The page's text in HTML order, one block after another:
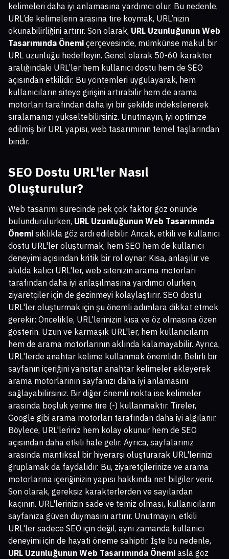
kelimeleri daha iyi anlamasına yardımcı olur. Bu nedenle,
URL’de kelimelerin arasına tire koymak, URL’nizin
okunabilirliğini artırır. Son olarak, URL Uzunluğunun Web
Tasarımında Önemi çerçevesinde, mümkünse makul bir
URL uzunluğu hedefleyin. Genel olarak 50-60 karakter
aralığındaki URL’ler hem kullanıcı dostu hem de SEO
açısından etkilidir. Bu yöntemleri uygulayarak, hem
kullanıcıların siteye girişini artırabilir hem de arama
motorları tarafından daha iyi bir şekilde indekslenerek
sıralamanızı yükseltebilirsiniz. Unutmayın, iyi optimize
edilmiş bir URL yapısı, web tasarımının temel taşlarından
biridir.
SEO Dostu URL'ler Nasıl
Oluşturulur?
Web tasarımı sürecinde pek çok faktör göz önünde
bulundurulurken, URL Uzunluğunun Web Tasarımında
Önemi sıklıkla göz ardı edilebilir. Ancak, etkili ve kullanıcı
dostu URL'ler oluşturmak, hem SEO hem de kullanıcı
deneyimi açısından kritik bir rol oynar. Kısa, anlaşılır ve
akılda kalıcı URL'ler, web sitenizin arama motorları
tarafından daha iyi anlaşılmasına yardımcı olurken,
ziyaretçiler için de gezinmeyi kolaylaştırır. SEO dostu
URL'ler oluşturmak için şu önemli adımlara dikkat etmek
gerekir: Öncelikle, URL'lerinizin kısa ve öz olmasına özen
gösterin. Uzun ve karmaşık URL'ler, hem kullanıcıların
hem de arama motorlarının aklında kalamayabilir. Ayrıca,
URL'lerde anahtar kelime kullanmak önemlidir. Belirli bir
sayfanın içeriğini yansıtan anahtar kelimeler ekleyerek
arama motorlarının sayfanızı daha iyi anlamasını
sağlayabilirsiniz. Bir diğer önemli nokta ise kelimeler
arasında boşluk yerine tire (-) kullanmaktır. Tireler,
Google gibi arama motorları tarafından daha iyi algılanır.
Böylece, URL'leriniz hem kolay okunur hem de SEO
açısından daha etkili hale gelir. Ayrıca, sayfalarınız
arasında mantıksal bir hiyerarşi oluşturarak URL'lerinizi
gruplamak da faydalıdır. Bu, ziyaretçilerinize ve arama
motorlarına içeriğinizin yapısı hakkında net bilgiler verir.
Son olarak, gereksiz karakterlerden ve sayılardan
kaçının. URL'lerinizin sade ve temiz olması, kullanıcıların
sayfanıza güven duymasını artırır. Unutmayın, etkili
URL'ler sadece SEO için değil, aynı zamanda kullanıcı
deneyimi için de hayati öneme sahiptir. İşte bu nedenle,
URL Uzunluğunun Web Tasarımında Önemi asla göz